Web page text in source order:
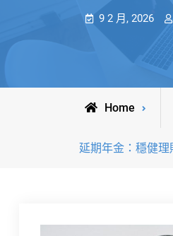
9 2 月, 2026
Home
延期年金：穩健